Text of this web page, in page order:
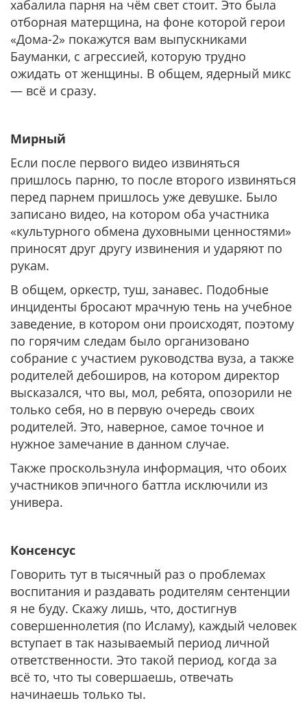
хабалила парня на чём свет стоит. Это была
отборная матерщина, на фоне которой герои
«Дома-2» покажутся вам выпускниками
Бауманки, с агрессией, которую трудно
ожидать от женщины. В общем, ядерный микс
— всё и сразу.
Мирный
Если после первого видео извиняться
пришлось парню, то после второго извиняться
перед парнем пришлось уже девушке. Было
записано видео, на котором оба участника
«культурного обмена духовными ценностями»
приносят друг другу извинения и ударяют по
рукам.
В общем, оркестр, туш, занавес. Подобные
инциденты бросают мрачную тень на учебное
заведение, в котором они происходят, поэтому
по горячим следам было организовано
собрание с участием руководства вуза, а также
родителей дебоширов, на котором директор
высказался, что вы, мол, ребята, опозорили не
только себя, но в первую очередь своих
родителей. Это, наверное, самое точное и
нужное замечание в данном случае.
Также проскользнула информация, что обоих
участников эпичного баттла исключили из
универа.
Консенсус
Говорить тут в тысячный раз о проблемах
воспитания и раздавать родителям сентенции
я не буду. Скажу лишь, что, достигнув
совершеннолетия (по Исламу), каждый человек
вступает в так называемый период личной
ответственности. Это такой период, когда за
всё то, что ты совершаешь, отвечать
начинаешь только ты.